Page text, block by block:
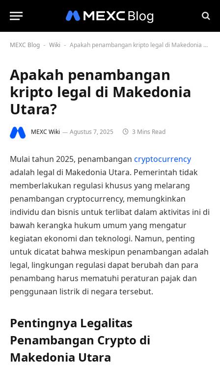
MEXC Blog - Wiki - Apakah penambangan kripto legal di Makedonia Utara?
Apakah penambangan
kripto legal di Makedonia
Utara?
MEXC Wiki Agustus 7, 2025 3 Mins Read
Mulai tahun 2025, penambangan cryptocurrency
adalah legal di Makedonia Utara. Pemerintah tidak
memberlakukan regulasi khusus yang melarang
penambangan cryptocurrency, memungkinkan
individu dan bisnis untuk terlibat dalam aktivitas ini di
bawah kerangka hukum umum yang mengatur
kegiatan ekonomi dan teknologi. Namun, penting
untuk dicatat bahwa meskipun penambangan adalah
legal, lingkungan regulasi dapat berubah dan para
penambang harus mematuhi peraturan pajak dan
penggunaan listrik di negara tersebut.
Pentingnya Legalitas
Penambangan Crypto di
Makedonia Utara